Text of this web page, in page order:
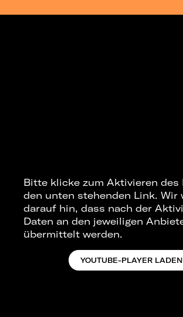
Bitte klicke zum Aktivieren des
den unten stehenden Link. Wir
darauf hin, dass nach der
Daten an den jeweiligen
übermittelt werden.
YOUTUBE-PLAYER LADEN